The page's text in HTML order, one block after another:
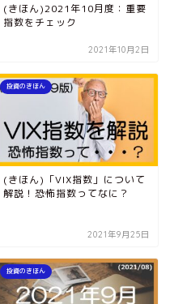
(きほん)2021年10月度：重要
指数をチェック
2021年10月2日
投資のきほん
(きほん)「VIX指数」について
解説！恐怖指数ってなに？
2021年9月25日
投資のきほん